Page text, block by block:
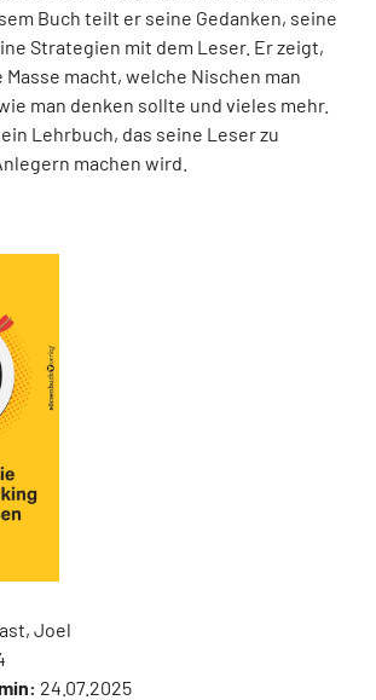
Buch teilt er seine Gedanken, seine
Strategien mit dem Leser. Er zeigt,
macht, welche Nischen man
man denken sollte und vieles mehr.
Lehrbuch, das seine Leser zu
machen wird.
Joel
24.07.2025